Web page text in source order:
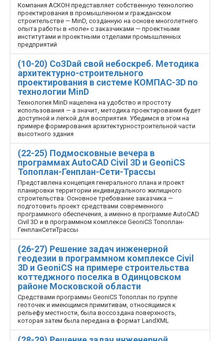
Компания АСКОН представляет собственную технологию
проектирования в промышленном и гражданском
строительстве — MinD, созданную на основе многолетнего
опыта работы в «поле» с заказчиками — проектными
институтами и проектными отделами промышленных
предприятий
(10-20) СоЗDaй свой небоскреб. Методика
архитектурно-строительного
проектирования в системе КОМПАС-3D по
технологии MinD
Технология MinD нацелена на удобство и простоту
использования — а значит, методика проектирования будет
доступной и легкой для восприятия. Убедимся в этом на
примере формирования архитектурно­строительной части
высотного здания
(22-25) Подмосковные вечера в
программах AutoCAD Civil 3D и GeoniCS
Топоплан-Генплан-Сети-Трассы
Представлена концепция генерального плана и проект
планировки территории индивидуального жилищного
строительства. Основное требование заказчика —
подготовить проект средствами современного
программного обеспечения, а именно в программе AutoCAD
Civil 3D и в программном комплексе GeoniCS Топоплан­
Генплан­Сети­Трассы
(26-27) Решение задач инженерной
геодезии в программном комплексе Civil
3D и GeoniCS на примере строительства
коттеджного поселка в Одинцовском
районе Московской области
Средствами программы GeoniCS Топоплан по группе
геоточек и имеющимся примитивам, относящимся к
рельефу местности, была воссоздана поверхность,
которая затем была передана в формат LandXML